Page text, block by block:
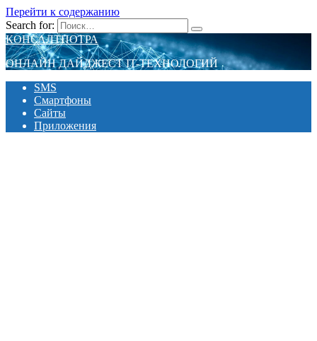
Перейти к содержанию
Search for:
КОНСАЛТПОТРА
ОНЛАЙН ДАЙДЖЕСТ IT-ТЕХНОЛОГИЙ
SMS
Смартфоны
Сайты
Приложения